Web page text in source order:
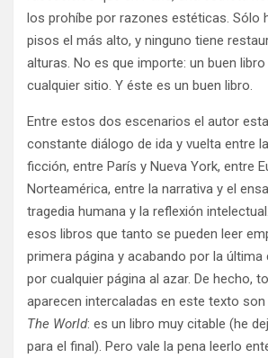
los prohíbe por razones estéticas. Sólo
pisos el más alto, y ninguno tiene
alturas. No es que importe: un buen
cualquier sitio. Y éste es un buen libro.
Entre estos dos escenarios el autor
constante diálogo de ida y vuelta entre
ficción, entre París y Nueva York, entre
Norteamérica, entre la narrativa y el
tragedia humana y la reflexión
esos libros que tanto se pueden leer
primera página y acabando por la
por cualquier página al azar. De hecho,
aparecen intercaladas en este texto son
The World: es un libro muy citable (he
para el final). Pero vale la pena leerlo